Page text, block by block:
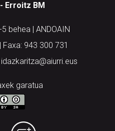
Erroitz BM
behea | ANDOAIN
Faxa: 943 300 731
garatua